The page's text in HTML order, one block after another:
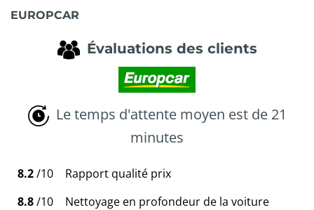
EUROPCAR
Évaluations des clients
Le temps d'attente moyen est de 21
minutes
8.2/10
Rapport qualité prix
8.8/10
Nettoyage en profondeur de la voiture